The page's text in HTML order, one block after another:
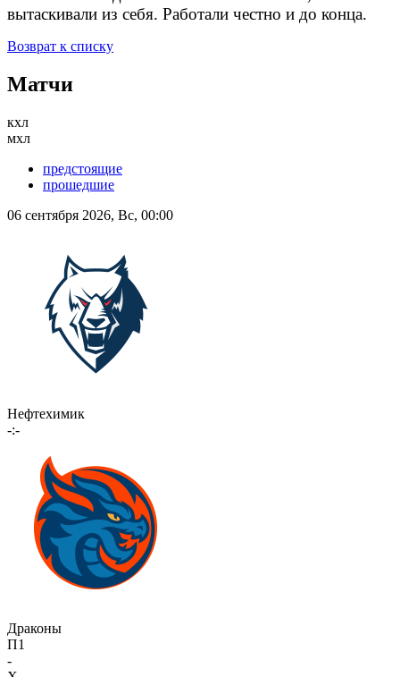
вытаскивали из себя. Работали честно и до конца.
Возврат к списку
Матчи
кхл
мхл
предстоящие
прошедшие
06 сентября 2026, Вс, 00:00
Нефтехимик
-:-
Драконы
П1
-